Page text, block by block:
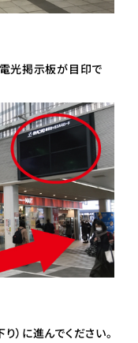
光掲示板が目印で
）に進んでください。